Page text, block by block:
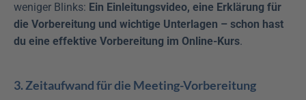
weniger Blinks: Ein Einleitungsvideo, eine Erklärung für
die Vorbereitung und wichtige Unterlagen – schon hast
du eine effektive Vorbereitung im Online-Kurs.
3. Zeitaufwand für die Meeting-Vorbereitung